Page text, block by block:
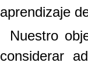
aprendizaje
Nuestro
considerar